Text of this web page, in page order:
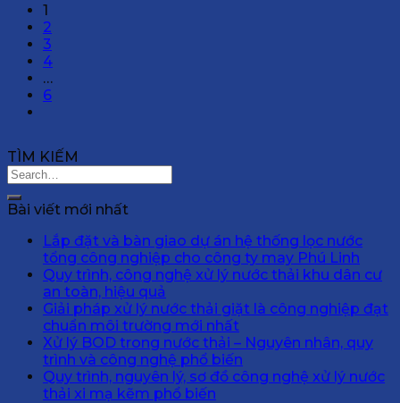
1
2
3
4
…
6
TÌM KIẾM
Bài viết mới nhất
Lắp đặt và bàn giao dự án hệ thống lọc nước
tổng công nghiệp cho công ty may Phú Linh
Quy trình, công nghệ xử lý nước thải khu dân cư
an toàn, hiệu quả
Giải pháp xử lý nước thải giặt là công nghiệp đạt
chuẩn môi trường mới nhất
Xử lý BOD trong nước thải – Nguyên nhân, quy
trình và công nghệ phổ biến
Quy trình, nguyên lý, sơ đồ công nghệ xử lý nước
thải xi mạ kẽm phổ biến